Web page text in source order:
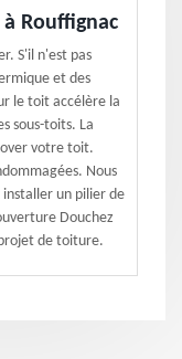
Rouffignac
S'il n'est pas
et des
le toit accélère la
sous-toits. La
votre toit.
Nous
installer un pilier de
Douchez
de toiture.